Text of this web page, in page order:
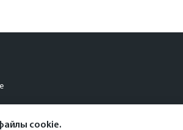
cookie.